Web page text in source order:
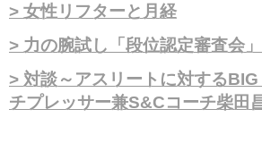
女性リフターと月経
力の腕試し「段位認定審査会」
対談～アスリートに対する
チプレッサー兼S&Cコーチ柴田